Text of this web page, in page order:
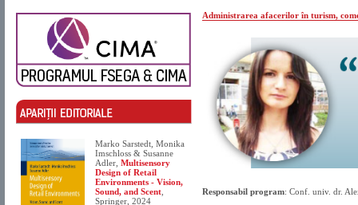
Marko Sarstedt, Monika
Imschloss & Susanne
Adler, Multisensory
Design of Retail
Environments - Vision,
Sound, and Scent
Springer, 2024
Administrarea afacerilor în turism,
Responsabil program: Conf. univ. dr.